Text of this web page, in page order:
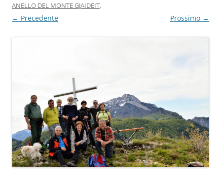
ANELLO DEL MONTE GJAIDEIT.
← Precedente Prossimo →